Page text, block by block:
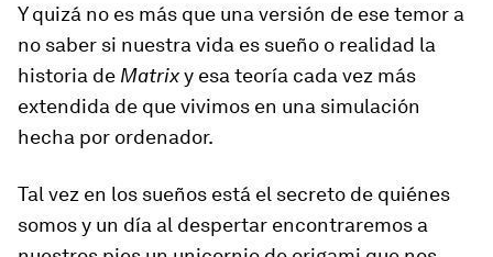
Y quizá no es más que una versión de ese temor a
no saber si nuestra vida es sueño o realidad la
historia de Matrixy esa teoría cada vez más
extendida de que vivimos en una simulación
hecha por ordenador.
Tal vez en los sueños está el secreto de quiénes
somos y un día al despertar encontraremos a